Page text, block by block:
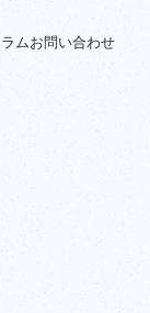
ラ ムお問い合わせ